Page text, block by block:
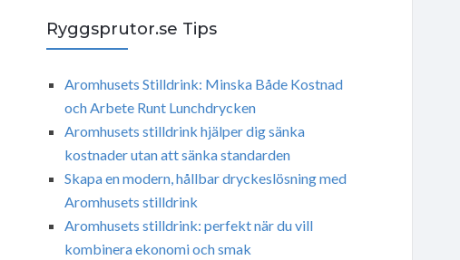
Ryggsprutor.se Tips
Aromhusets Stilldrink: Minska Både Kostnad
och Arbete Runt Lunchdrycken
Aromhusets stilldrink hjälper dig sänka
kostnader utan att sänka standarden
Skapa en modern, hållbar dryckeslösning med
Aromhusets stilldrink
Aromhusets stilldrink: perfekt när du vill
kombinera ekonomi och smak